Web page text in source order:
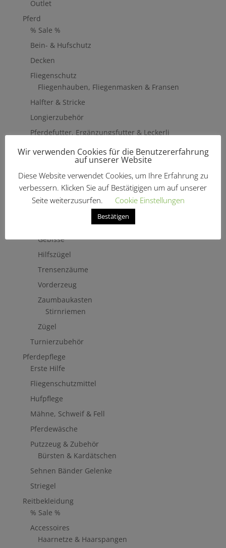
Outlet
Pferd
% Sale %
Bein- & Hufschutz
Decken
Fliegenschutz
Fliegenhauben, Fliegenmasken & Fransen
Halfter & Stricke
Longierzubehör
Pferdefutter, Ergänzungsfutter & Leckerli
Ergänzungsfutter
Sattelzubehör & Pflege
Steigbügel
Schabracken & Pads
Trensenzäume, Kandaren & Zubehör
Gebisse
Hilfszügel
Trensenzäume
Vorderzeug
Zaumbaukasten
Stirnriemen
Zügel
Turnierzubehör
Pferdepflege
Erste Hilfe
Fliegenschutzmittel
Hufpflege
Mähne, Schweif & Fell
Pferdewäsche
Putzzeug & Zubehör
Bürsten & Kardätschen
Sehnen Bänder Gelenke
Striegel
Reitbekleidung
% Sale %
Accessoires
Haarnetze & Haarspangen
Wir verwenden Cookies für die Benutzererfahrung
auf unserer Website
Diese Website verwendet Cookies, um Ihre Erfahrung zu
verbessern. Klicken Sie auf Bestätigigen um auf unserer
Seite weiterzusurfen.
Cookie Einstellungen
Bestätigen